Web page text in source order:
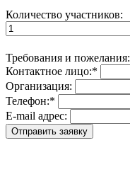
Количество участников:
Требования и пожелания:
Контактное лицо:*
Организация:
Телефон:*
E-mail адрес: